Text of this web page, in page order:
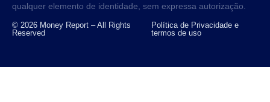
qualquer elemento de identidade, sem expressa autorização.
© 2026 Money Report – All Rights
Reserved
Política de Privacidade e
termos de uso